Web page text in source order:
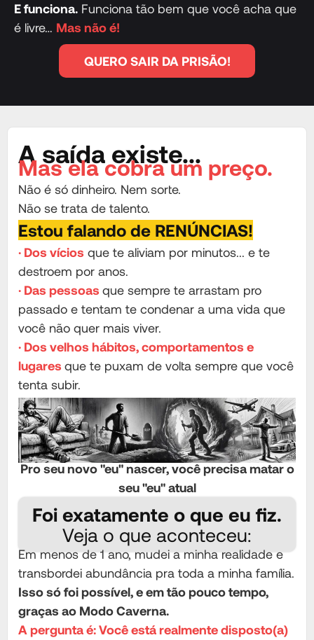
E funciona. Funciona tão bem que você acha que
é livre… Mas não é!
QUERO SAIR DA PRISÃO!
A saída existe...
Mas ela cobra um preço.
Não é só dinheiro. Nem sorte.
Não se trata de talento.
Estou falando de RENÚNCIAS!
· Dos vícios que te aliviam por minutos... e te
destroem por anos.
· Das pessoas que sempre te arrastam pro
passado e tentam te condenar a uma vida que
você não quer mais viver.
· Dos velhos hábitos, comportamentos e
lugares que te puxam de volta sempre que você
tenta subir.
Pro seu novo "eu" nascer, você precisa matar o
seu "eu" atual
Foi exatamente o que eu fiz.
Veja o que aconteceu:
Em menos de 1 ano, mudei a minha realidade e
transbordei abundância pra toda a minha família.
Isso só foi possível, e em tão pouco tempo,
graças ao Modo Caverna.
A pergunta é: Você está realmente disposto(a)